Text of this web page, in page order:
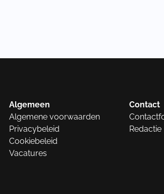
Algemeen
Algemene voorwaarden
Privacybeleid
Cookiebeleid
Vacatures
Contact
Redactie